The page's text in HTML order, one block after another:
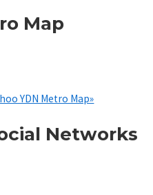
Map
YDN Metro Map»
Networks